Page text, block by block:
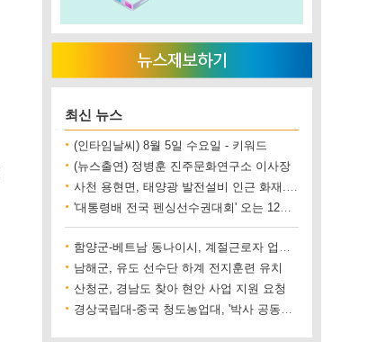
최신 뉴스
(인타임날씨) 8월 5일 수요일 - 키워드
(뉴스출연) 정병훈 진주문화연구소 이사장
사천 용현면, 태양광 발전설비 인근 화재..재산 피해 500만 원 상당
'대통령배 전국 펜싱선수권대회' 오는 12일 진주에서 개최
함양군-베트남 동나이시, 계절근로자 업무협약 체결
남해군, 유도 선수단 하계 전지훈련 유치
산청군, 경남도 찾아 현안 사업 지원 요청
경상국립대-중국 청도농업대, '박사 공동양성' 업무협약 체결